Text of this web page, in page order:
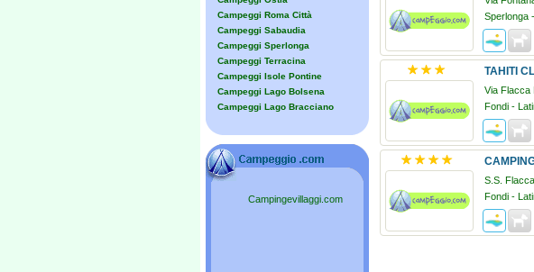
Campeggi Roma Città
Campeggi Sabaudia
Campeggi Sperlonga
Campeggi Terracina
Campeggi Isole Pontine
Campeggi Lago Bolsena
Campeggi Lago Bracciano
Campingevillaggi.com
Sperlonga
TAHITI
Via Flacca
Fondi -
S.S. Flacca
Fondi -